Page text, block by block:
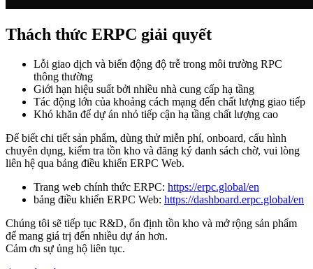
Thách thức ERPC giải quyết
Lỗi giao dịch và biến động độ trễ trong môi trường RPC
thông thường
Giới hạn hiệu suất bởi nhiều nhà cung cấp hạ tầng
Tác động lớn của khoảng cách mạng đến chất lượng giao tiếp
Khó khăn để dự án nhỏ tiếp cận hạ tầng chất lượng cao
Để biết chi tiết sản phẩm, dùng thử miễn phí, onboard, cấu hình
chuyên dụng, kiểm tra tồn kho và đăng ký danh sách chờ, vui lòng
liên hệ qua bảng điều khiển ERPC Web.
Trang web chính thức ERPC: https://erpc.global/en
bảng điều khiển ERPC Web: https://dashboard.erpc.global/en
Chúng tôi sẽ tiếp tục R&D, ổn định tồn kho và mở rộng sản phẩm
để mang giá trị đến nhiều dự án hơn.
Cảm ơn sự ủng hộ liên tục.